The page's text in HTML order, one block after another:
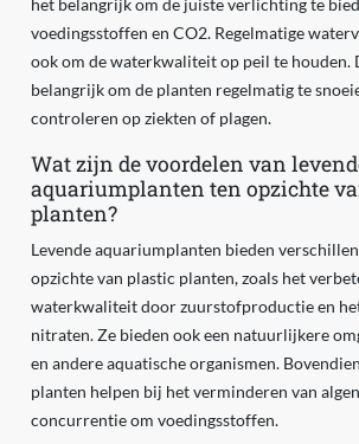
het belangrijk om de juiste verlichting te
voedingsstoffen en CO2. Regelmatige
ook om de waterkwaliteit op peil te houden.
belangrijk om de planten regelmatig te
controleren op ziekten of plagen.
Wat zijn de voordelen van
aquariumplanten ten opzichte
planten?
Levende aquariumplanten bieden
opzichte van plastic planten, zoals het
waterkwaliteit door zuurstofproductie en
nitraten. Ze bieden ook een natuurlijkere
en andere aquatische organismen.
planten helpen bij het verminderen van
concurrentie om voedingsstoffen.